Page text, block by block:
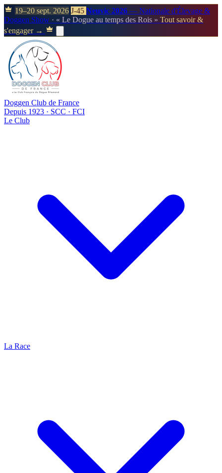
19–20 sept. 2026 J-45 Neuvic 2026 — Nationale d'Élevage &
Doggen Show · « Le Dogue au temps des Rois » Tout savoir &
s'engager →
Doggen Club de France
Depuis 1923 · SCC · FCI
Le Club
La Race